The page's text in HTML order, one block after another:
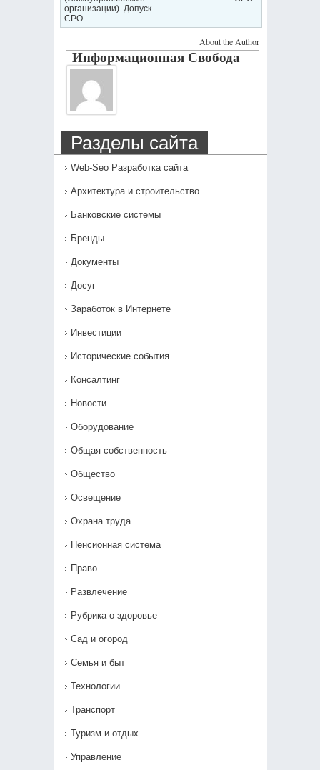
организации). Допуск
СРО
About the Author
Информационная Свобода
Разделы сайта
Web-Seo Разработка сайта
Архитектура и строительство
Банковские системы
Бренды
Документы
Досуг
Заработок в Интернете
Инвестиции
Исторические события
Консалтинг
Новости
Оборудование
Общая собственность
Общество
Освещение
Охрана труда
Пенсионная система
Право
Развлечение
Рубрика о здоровье
Сад и огород
Семья и быт
Технологии
Транспорт
Туризм и отдых
Управление